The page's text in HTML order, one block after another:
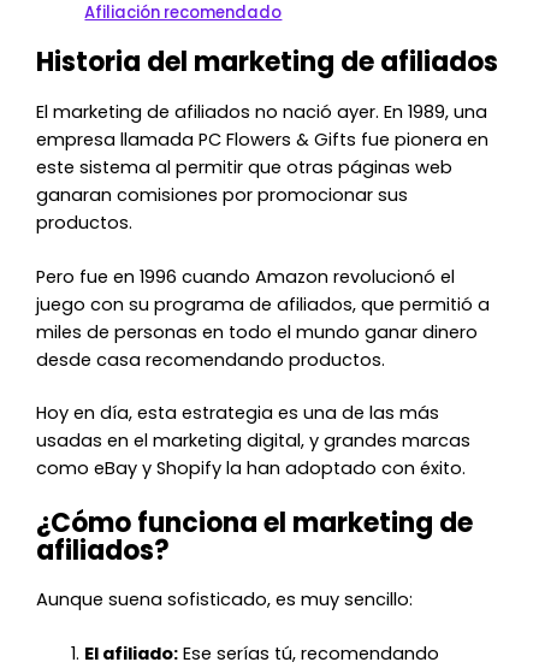
Afiliación recomendado
Historia del marketing de afiliados
El marketing de afiliados no nació ayer. En 1989, una
empresa llamada PC Flowers & Gifts fue pionera en
este sistema al permitir que otras páginas web
ganaran comisiones por promocionar sus
productos.
Pero fue en 1996 cuando Amazon revolucionó el
juego con su programa de afiliados, que permitió a
miles de personas en todo el mundo ganar dinero
desde casa recomendando productos.
Hoy en día, esta estrategia es una de las más
usadas en el marketing digital, y grandes marcas
como eBay y Shopify la han adoptado con éxito.
¿Cómo funciona el marketing de
afiliados?
Aunque suena sofisticado, es muy sencillo:
El afiliado: Ese serías tú, recomendando